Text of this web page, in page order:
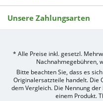
Unsere Zahlungsarten
* Alle Preise inkl. gesetzl.
Nachnahmegebühren,
Bitte beachten Sie, dass es
Originalersatzteile handelt. Die
dem Vergleich. Die Nennung
einem Produkt.